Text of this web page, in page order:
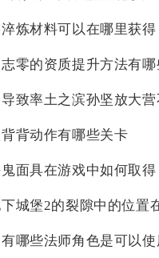
炼材料可以在哪里获得
零的资质提升方法有哪
致率土之滨孙坚放大营
背动作有哪些关卡
面具在游戏中如何取得
城堡2的裂隙中的位置
哪些法师角色是可以使